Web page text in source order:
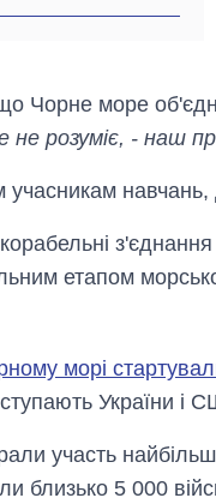
Чорне море
не розуміє, - наш
учасникам
етапом
морі
України і
участь
близько 5 000